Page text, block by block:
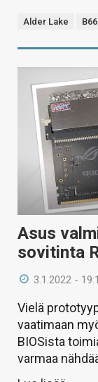
Alder Lake
Asus
sovitinta
3.1.2022 -
Vielä
vaatimaan
BIOSista
varmaa